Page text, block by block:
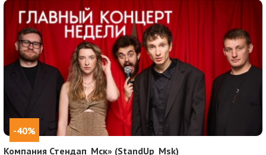
-40%
Компания Стендап_Мск» (StandUp_Msk)